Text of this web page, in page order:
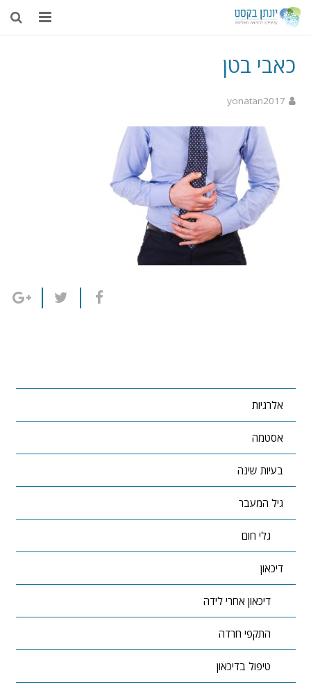
טיפולים נוספים
רפואה משלימה
מאמרים
כאבי בטן
yonatan2017
אלרגיות
אסטמה
בעיות שינה
גיל המעבר
גלי חום
דיכאון
דיכאון אחרי לידה
התקפי חרדה
טיפול בדיכאון